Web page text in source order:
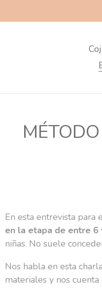
En esta entrevista para
en la etapa de entre 6
niñas. No suele
Nos habla en esta
materiales y nos